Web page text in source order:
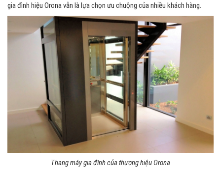
gia đình hiệu Orona vẫn là lựa chọn ưu chuộng của nhiều khách hàng.
Thang máy gia đình của thương hiệu Orona